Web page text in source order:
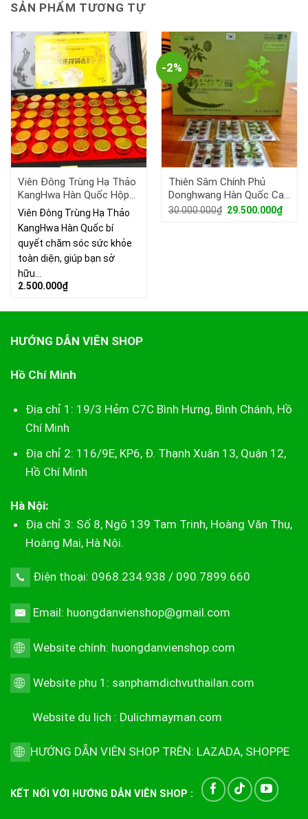
SẢN PHẨM TƯƠNG TỰ
Viên Đông Trùng Hạ Thảo
KangHwa Hàn Quốc Hộp
Đen Gỗ 60 Viên
Viên Đông Trùng Hạ Thảo
KangHwa Hàn Quốc bí
quyết chăm sóc sức khỏe
toàn diện, giúp bạn sở
hữu…
2.500.000₫
-2%
Thiên Sâm Chính Phủ
Donghwang Hàn Quốc Cao
Cấp
30.000.000₫ Giá
29.500.000₫Giá
hiện
HƯỚNG DẪN VIÊN SHOP
Hồ Chí Minh
Địa chỉ 1: 19/3 Hẻm C7C Bình Hưng, Bình Chánh, Hồ
Chí Minh
Địa chỉ 2: 116/9E, KP6, Đ. Thạnh Xuân 13, Quận 12,
Hồ Chí Minh
Hà Nội:
Địa chỉ 3: Số 8, Ngõ 139 Tam Trinh, Hoàng Văn Thụ,
Hoàng Mai, Hà Nội.
Điện thoại: 0968.234.938 / 090.7899.660
Email: huongdanvienshop@gmail.com
Website chính: huongdanvienshop.com
Website phụ 1: sanphamdichvuthailan.com
Website du lịch : Dulichmayman.com
HƯỚNG DẪN VIÊN SHOP TRÊN: LAZADA, SHOPPE
KẾT NỐI VỚI HƯỚNG DẪN VIÊN SHOP :